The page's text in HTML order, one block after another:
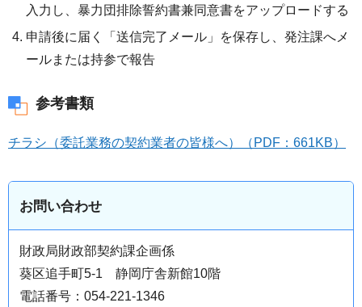
入力し、暴力団排除誓約書兼同意書をアップロードする
申請後に届く「送信完了メール」を保存し、発注課へメ
ールまたは持参で報告
参考書類
チラシ（委託業務の契約業者の皆様へ）（PDF：661KB）
お問い合わせ
財政局財政部契約課企画係
葵区追手町5-1 静岡庁舎新館10階
電話番号：054-221-1346